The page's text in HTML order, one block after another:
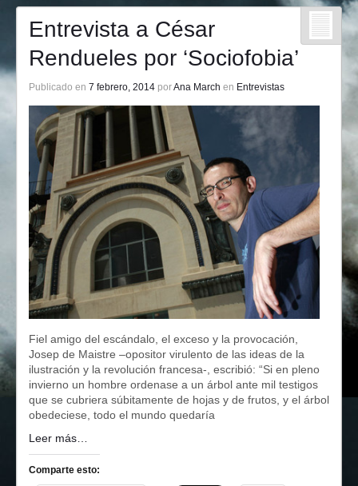
Entrevista a César
Rendueles por ‘Sociofobia’
Publicado en 7 febrero, 2014 porAna March en Entrevistas
Fiel amigo del escándalo, el exceso y la provocación,
Josep de Maistre –opositor virulento de las ideas de la
ilustración y la revolución francesa-, escribió: “Si en pleno
invierno un hombre ordenase a un árbol ante mil testigos
que se cubriera súbitamente de hojas y de frutos, y el árbol
obedeciese, todo el mundo quedaría
Leer más…
Comparte esto: